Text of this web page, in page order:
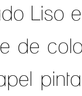
Liso
de